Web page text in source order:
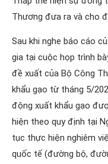
Thương đưa ra và cho
Sau khi nghe báo cáo
gia tại cuộc họp trình
đề xuất của Bộ Công
khẩu gạo từ tháng 5/
động xuất khẩu gạo
hiện theo quy định tại
tục thực hiện nghiêm
quốc tế (đường bộ,